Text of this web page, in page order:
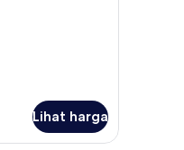
Lihat harga